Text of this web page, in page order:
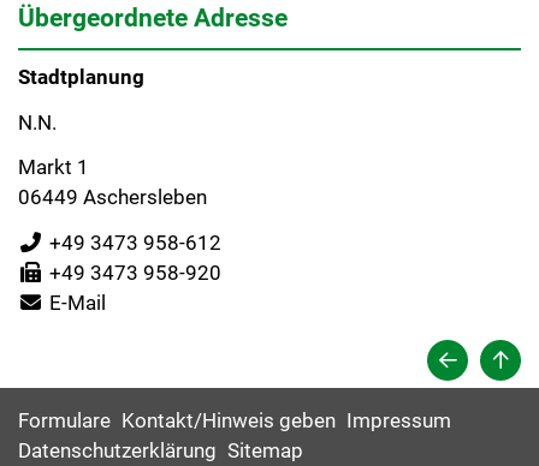
Übergeordnete Adresse
Stadtplanung
N.N.
Markt 1
06449 Aschersleben
+49 3473 958-612
+49 3473 958-920
E-Mail
Formulare Kontakt/Hinweis geben Impressum
Datenschutzerklärung Sitemap